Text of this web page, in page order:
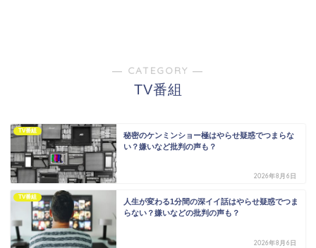
― CATEGORY ―
TV番組
TV番組
秘密のケンミンショー極はやらせ疑惑でつまらな
い？嫌いなど批判の声も？
2026年8月6日
TV番組
人生が変わる1分間の深イイ話はやらせ疑惑でつま
らない？嫌いなどの批判の声も？
2026年8月6日